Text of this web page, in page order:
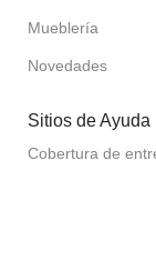
Mueblería
Novedades
Sitios de Ayuda
Cobertura de